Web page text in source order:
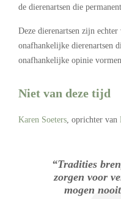
de dierenartsen die
Deze dierenartsen zijn
onafhankelijke dierenartsen
onafhankelijke opinie
Niet van deze tijd
Karen Soeters, oprichter van
“Tradities
zorgen voor
mogen